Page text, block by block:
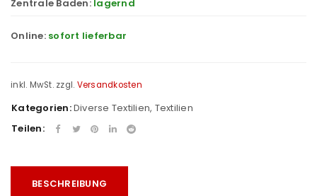
Zentrale Baden: lagernd
Online: sofort lieferbar
inkl. MwSt. zzgl. Versandkosten
Kategorien:Diverse Textilien, Textilien
Teilen:
BESCHREIBUNG